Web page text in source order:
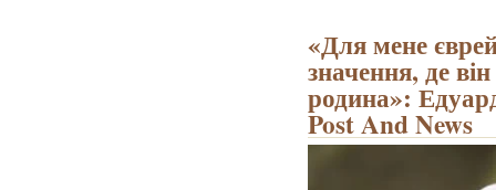
«Для мене
значення, де
родина»:
Post And News